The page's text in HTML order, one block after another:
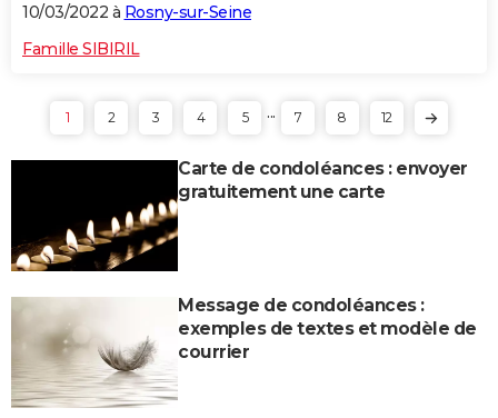
10/03/2022 à Rosny-sur-Seine
Famille SIBIRIL
1 2 3 4 5 ... 7 8 12
Carte de condoléances : envoyer
gratuitement une carte
Message de condoléances :
exemples de textes et modèle de
courrier